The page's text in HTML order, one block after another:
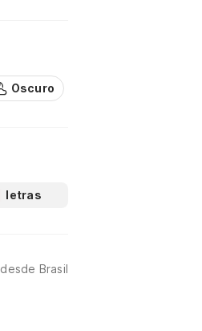
Oscuro
letras
desde Brasil